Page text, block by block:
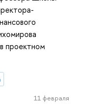
проектном
11 февраля